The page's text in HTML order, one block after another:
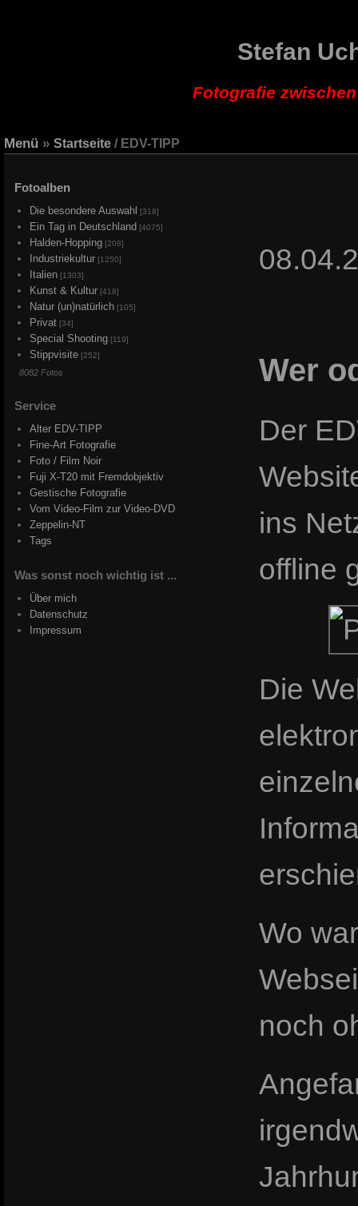
Stefan
Fotografie
Menü» Startseite/ EDV-TIPP
Fotoalben
Die besondere Auswahl [318]
Ein Tag in Deutschland [4075]
Halden-Hopping [208]
Industriekultur [1250]
Italien [1303]
Kunst & Kultur [418]
Natur (un)natürlich [105]
Privat [34]
Special Shooting [119]
Stippvisite [252]
8082 Fotos
Service
Alter EDV-TIPP
Fine-Art Fotografie
Foto / Film Noir
Fuji X-T20 mit Fremdobjektiv
Gestische Fotografie
Vom Video-Film zur Video-DVD
Zeppelin-NT
Tags
Was sonst noch wichtig ist ...
Über mich
Datenschutz
Impressum
Wer
Der
ins
offline
Die
Wo
noch